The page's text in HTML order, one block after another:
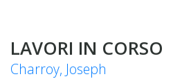
LAVORI IN CORSO
Charroy, Joseph